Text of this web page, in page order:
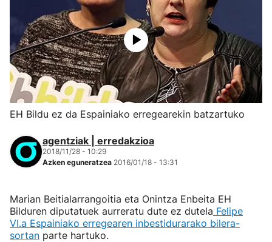
EH Bildu ez da Espainiako erregearekin batzartuko
agentziak | erredakzioa
2018/11/28 - 10:29
Azken eguneratzea 2016/01/18 - 13:31
Marian Beitialarrangoitia eta Onintza Enbeita EH
Bilduren diputatuek aurreratu dute ez dutela Felipe
VI.a Espainiako erregearen inbestidurarako bilera-
sortan parte hartuko.